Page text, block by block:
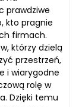
prawdziwe
kto pragnie
firmach.
którzy dzielą
przestrzeń,
i wiarygodne
rolę w
Dzięki temu